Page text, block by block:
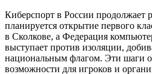
Киберспорт в России продолжает
планируется открытие первого
в Сколкове, а Федерация
выступает против изоляции,
национальным флагом. Эти шаги
возможности для игроков и